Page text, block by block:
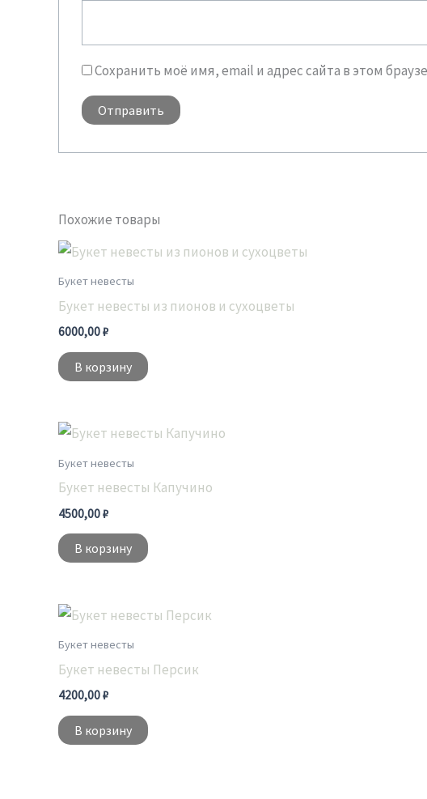
Сохранить моё имя, email и адрес сайта в этом
Похожие товары
Букет невесты
Букет невесты из пионов и сухоцветы
6000,00₽
В корзину
Букет невесты
Букет невесты Капучино
4500,00₽
В корзину
Букет невесты
Букет невесты Персик
4200,00₽
В корзину